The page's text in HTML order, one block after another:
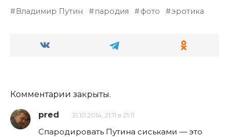
Владимир Путин пародия фото эротика
Комментарии закрыты.
pred 31.10.2014, 21:11 в 21:11
Спародировать Путина сиськами — это